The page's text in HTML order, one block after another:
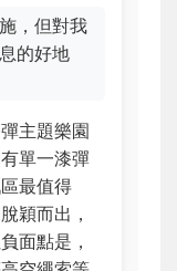
，但對我
的好地
主題樂園
單一漆彈
最值得
穎而出，
面點是，